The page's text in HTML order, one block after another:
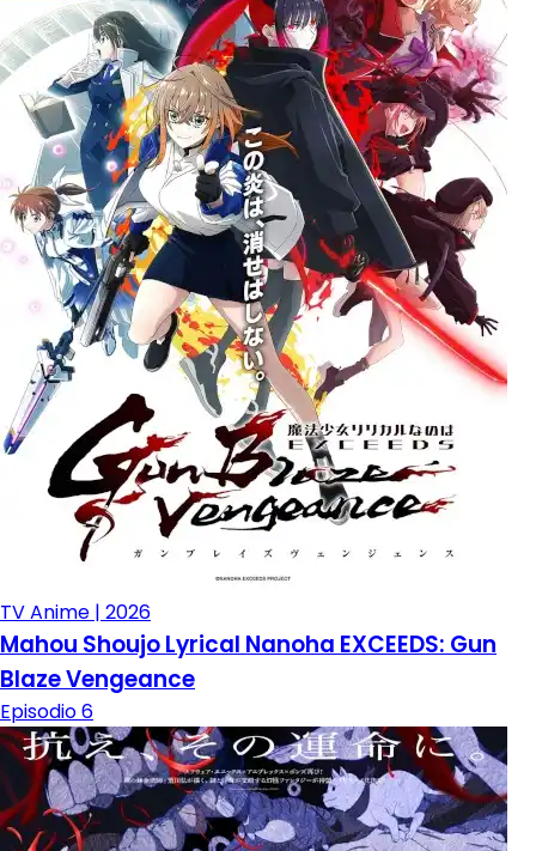
TV Anime | 2026
Mahou Shoujo Lyrical Nanoha EXCEEDS: Gun
Blaze Vengeance
Episodio 6